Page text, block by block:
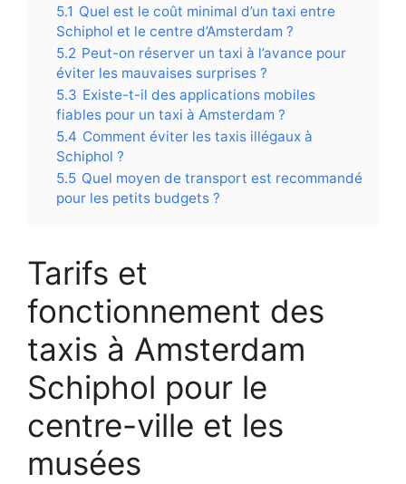
5.1 Quel est le coût minimal d’un taxi entre
Schiphol et le centre d’Amsterdam ?
5.2 Peut-on réserver un taxi à l’avance pour
éviter les mauvaises surprises ?
5.3 Existe-t-il des applications mobiles
fiables pour un taxi à Amsterdam ?
5.4 Comment éviter les taxis illégaux à
Schiphol ?
5.5 Quel moyen de transport est recommandé
pour les petits budgets ?
Tarifs et
fonctionnement des
taxis à Amsterdam
Schiphol pour le
centre-ville et les
musées